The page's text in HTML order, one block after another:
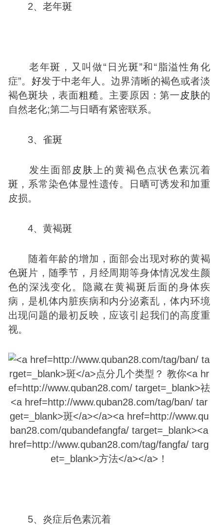
2、老年斑
老年斑 ，又叫做“日光斑”和“脂溢性角化
症”。 好发于中老年人。边界清晰的褐色或者淡
褐色斑块，表面粗糙。主要原因：第一 皮肤的
自然老化;第二与日晒有紧密联系。
3、雀斑
发生面部 皮肤 上的黄褐色点状色素沉着
斑 ，系常染色体显性遗传。日晒可诱发和加重
皮损。
4、黄褐斑
随着年龄的增加，面部会出现对称的黄褐
色斑 片，随季节，月经周期等身体情况发生颜
色的深浅变化。隐藏在黄褐斑 后面的身体疾
病，是机体内脏疾病和内分泌紊乱，体内环境
出现问题的最初反映，应该引起我们的高度重
视。
5、炎症后色素沉着